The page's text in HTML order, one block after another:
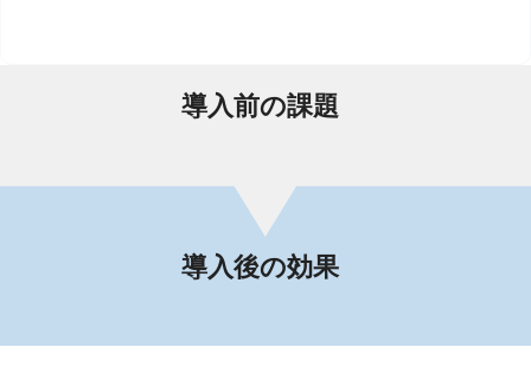
導入前の課題
導入後の効果